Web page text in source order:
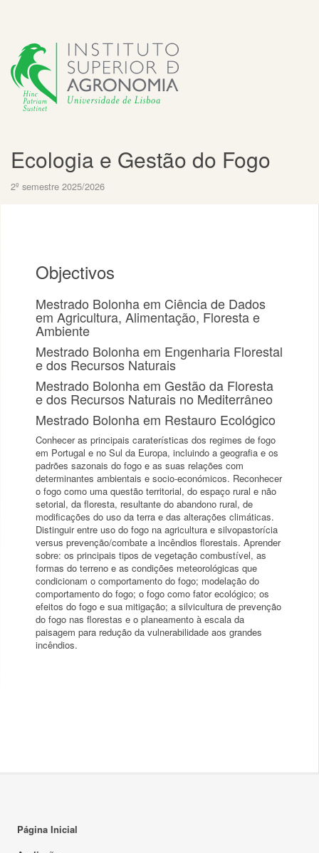
Ecologia e Gestão do Fogo
2º semestre 2025/2026
Objectivos
Mestrado Bolonha em Ciência de Dados
em Agricultura, Alimentação, Floresta e
Ambiente
Mestrado Bolonha em Engenharia Florestal
e dos Recursos Naturais
Mestrado Bolonha em Gestão da Floresta
e dos Recursos Naturais no Mediterrâneo
Mestrado Bolonha em Restauro Ecológico
Conhecer as principais caraterísticas dos regimes de fogo
em Portugal e no Sul da Europa, incluindo a geografia e os
padrões sazonais do fogo e as suas relações com
determinantes ambientais e socio-económicos. Reconhecer
o fogo como uma questão territorial, do espaço rural e não
setorial, da floresta, resultante do abandono rural, de
modificações do uso da terra e das alterações climáticas.
Distinguir entre uso do fogo na agricultura e silvopastorícia
versus prevenção/combate a incêndios florestais. Aprender
sobre: os principais tipos de vegetação combustível, as
formas do terreno e as condições meteorológicas que
condicionam o comportamento do fogo; modelação do
comportamento do fogo; o fogo como fator ecológico; os
efeitos do fogo e sua mitigação; a silvicultura de prevenção
do fogo nas florestas e o planeamento à escala da
paisagem para redução da vulnerabilidade aos grandes
Página Inicial